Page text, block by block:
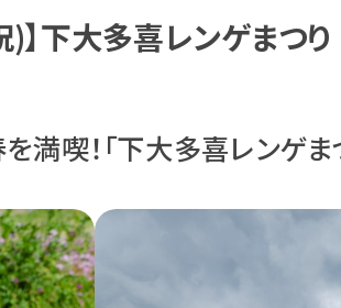
)】下大多喜レンゲまつり
満喫！「下大多喜レンゲま